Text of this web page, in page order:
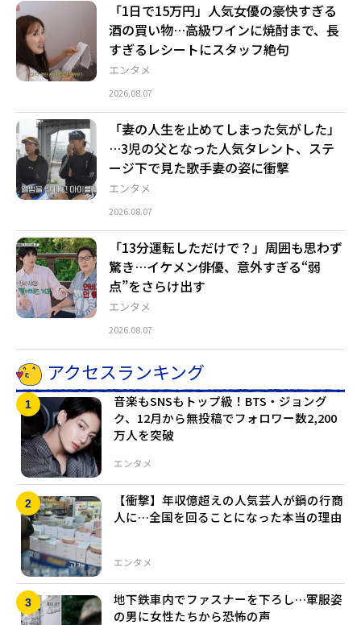
エンタメ
「1日で15万円」人気女優の豪快すぎる
酒の買い物…高級ワインに焼酎まで、長
すぎるレシートにスタッフ絶句
2026.08.07
エンタメ
「妻の人生を止めてしまった気がした」
…3児の父となった人気タレント、ステ
ージ下で見た歌手妻の姿に衝撃
2026.08.07
エンタメ
「13分運転しただけで？」周囲も思わず
驚き…イケメン俳優、意外すぎる“弱
点”をさらけ出す
2026.08.07
アクセスランキング
エンタメ
音楽もSNSもトップ級！BTS・ジョング
ク、12月から無投稿でフォロワー数2,200
万人を突破
エンタメ
【衝撃】年収億超えの人気芸人が鍋の行商
人に…全国を回ることになった本当の理由
地下鉄車内でファスナーを下ろし…軍服姿
の男に女性たちから恐怖の声